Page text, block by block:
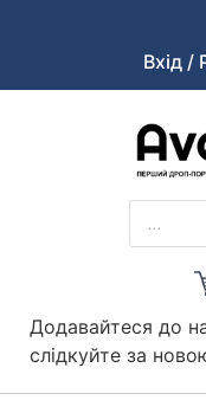
Вхід /
Aveopt – оптова
SEARCH
Додавайтеся до
слідкуйте за